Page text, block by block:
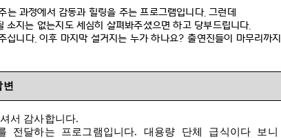
는 과정에서 감동과 힐링을 주는 프로그램입니다.그런데
지는 없는지도 세심히 살펴봐주셨으면 하고 당부드립니다.
십니다.이후 마지막 설거지는 누가 하나요?출연진들이 마무리까지
변
서 감사합니다.
전달하는 프로그램입니다. 대용량 단체 급식이다 보니